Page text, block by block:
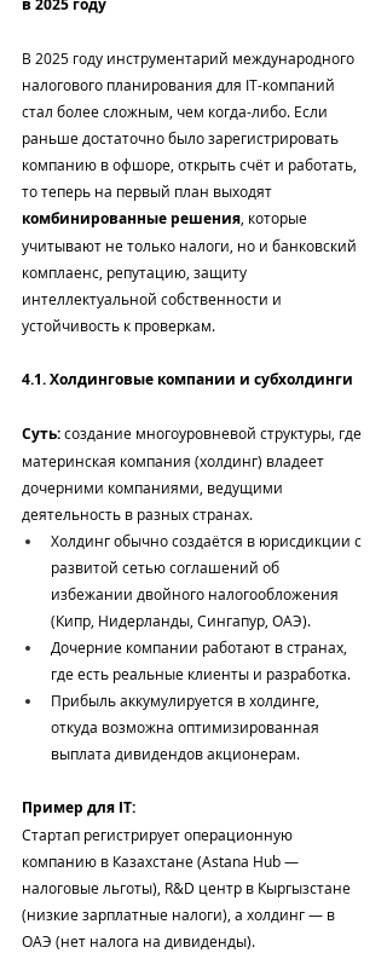
в 2025 году
В 2025 году инструментарий международного
налогового планирования для IT-компаний
стал более сложным, чем когда-либо. Если
раньше достаточно было зарегистрировать
компанию в офшоре, открыть счёт и работать,
то теперь на первый план выходят
комбинированные решения, которые
учитывают не только налоги, но и банковский
комплаенс, репутацию, защиту
интеллектуальной собственности и
устойчивость к проверкам.
4.1. Холдинговые компании и субхолдинги
Суть: создание многоуровневой структуры, где
материнская компания (холдинг) владеет
дочерними компаниями, ведущими
деятельность в разных странах.
Холдинг обычно создаётся в юрисдикции с
развитой сетью соглашений об
избежании двойного налогообложения
(Кипр, Нидерланды, Сингапур, ОАЭ).
Дочерние компании работают в странах,
где есть реальные клиенты и разработка.
Прибыль аккумулируется в холдинге,
откуда возможна оптимизированная
выплата дивидендов акционерам.
Пример для IT:
Стартап регистрирует операционную
компанию в Казахстане (Astana Hub —
налоговые льготы), R&D центр в Кыргызстане
(низкие зарплатные налоги), а холдинг — в
ОАЭ (нет налога на дивиденды).